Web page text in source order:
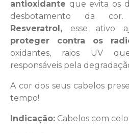
antioxidante que evita os
desbotamento da
Resveratrol, esse ativo
proteger contra os
oxidantes, raios UV
responsáveis pela
A cor dos seus cabelos
tempo!
Indicação: Cabelos com